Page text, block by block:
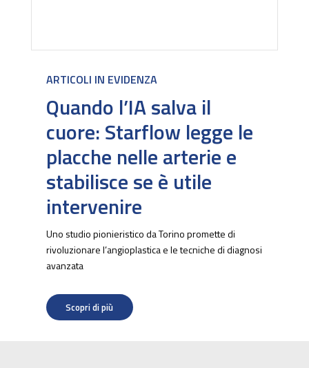
ARTICOLI IN EVIDENZA
Quando l’IA salva il
cuore: Starflow legge le
placche nelle arterie e
stabilisce se è utile
intervenire
Uno studio pionieristico da Torino promette di
rivoluzionare l’angioplastica e le tecniche di diagnosi
avanzata
Scopri di più